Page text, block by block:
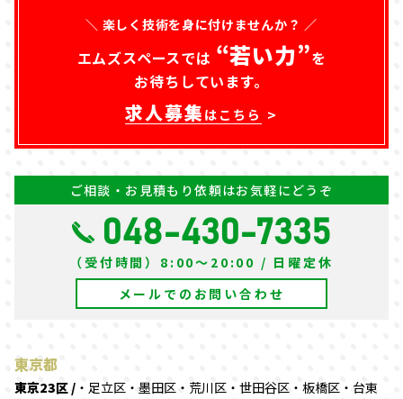
＼ 楽しく技術を身に付けませんか？ ／
エムズスペースでは “若い力”を
お待ちしています。
求人募集 はこちら
ご相談・お見積もり依頼はお気軽にどうぞ
048-430-7335
（受付時間）8:00～20:00 / 日曜定休
メールでのお問い合わせ
東京都
東京23区 / ・足立区・墨田区・荒川区・世田谷区・板橋区・台東